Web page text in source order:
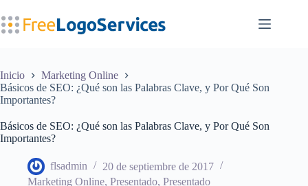
al
contenido
Inicio
Marketing Online
Básicos de SEO: ¿Qué son las Palabras Clave, y Por Qué Son
Importantes?
Básicos de SEO: ¿Qué son las Palabras Clave, y Por Qué Son
Importantes?
flsadmin
20 de septiembre de 2017
Marketing Online, Presentado, Presentado